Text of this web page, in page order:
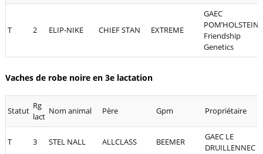
T 2 ELIP-NIKE CHIEF STAN EXTREME
GAEC
POM’HOLSTEIN,
Friendship
Genetics
Vaches de robe noire en 3e lactation
Statut Rg
lact
Nom animal Père Gpm Propriétaire
T 3 STEL NALL ALLCLASS BEEMER
GAEC LE
DRUILLENNEC